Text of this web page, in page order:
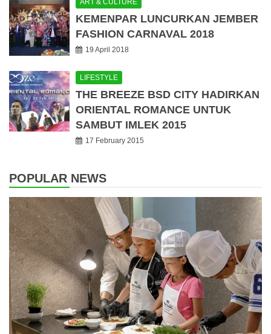
ART & CULTURE
KEMENPAR LUNCURKAN JEMBER
FASHION CARNAVAL 2018
19 April 2018
LIFESTYLE
THE BREEZE BSD CITY HADIRKAN
ORIENTAL ROMANCE UNTUK
SAMBUT IMLEK 2015
17 February 2015
POPULAR NEWS